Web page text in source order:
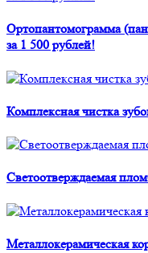
Ортопантомограмма
за 1 500 рублей!
Комплексная чистка
Светоотверждаемая
Металлокерамическая